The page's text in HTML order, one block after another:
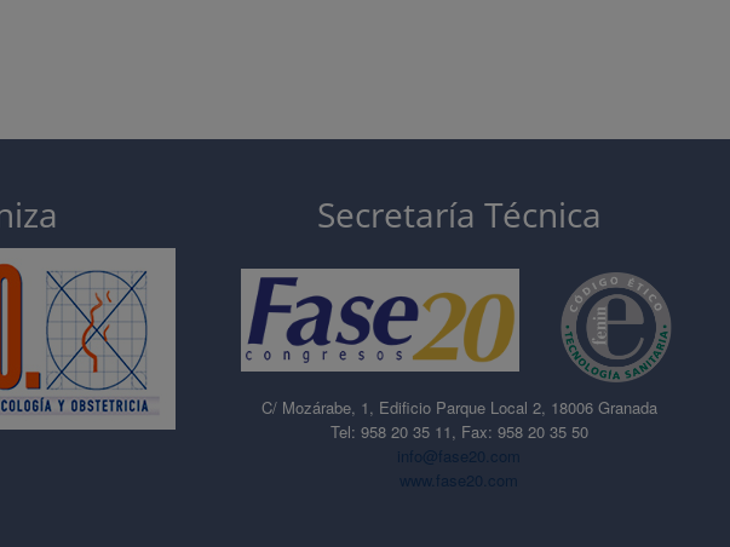
Secretaría Técnica
C/ Mozárabe, 1, Edificio Parque Local 2, 18006 Granada
Tel: 958 20 35 11, Fax: 958 20 35 50
info@fase20.com
www.fase20.com